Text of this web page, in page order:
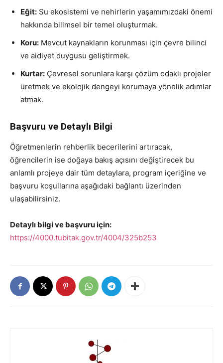
Eğit: Su ekosistemi ve nehirlerin yaşamımızdaki önemi
hakkında bilimsel bir temel oluşturmak.
Koru: Mevcut kaynakların korunması için çevre bilinci
ve aidiyet duygusu geliştirmek.
Kurtar: Çevresel sorunlara karşı çözüm odaklı projeler
üretmek ve ekolojik dengeyi korumaya yönelik adımlar
atmak.
Başvuru ve Detaylı Bilgi
Öğretmenlerin rehberlik becerilerini artıracak,
öğrencilerin ise doğaya bakış açısını değiştirecek bu
anlamlı projeye dair tüm detaylara, program içeriğine ve
başvuru koşullarına aşağıdaki bağlantı üzerinden
ulaşabilirsiniz.
Detaylı bilgi ve başvuru için:
https://4000.tubitak.gov.tr/4004/325b253